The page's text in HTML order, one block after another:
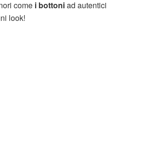
come i bottoniad autentici
look!